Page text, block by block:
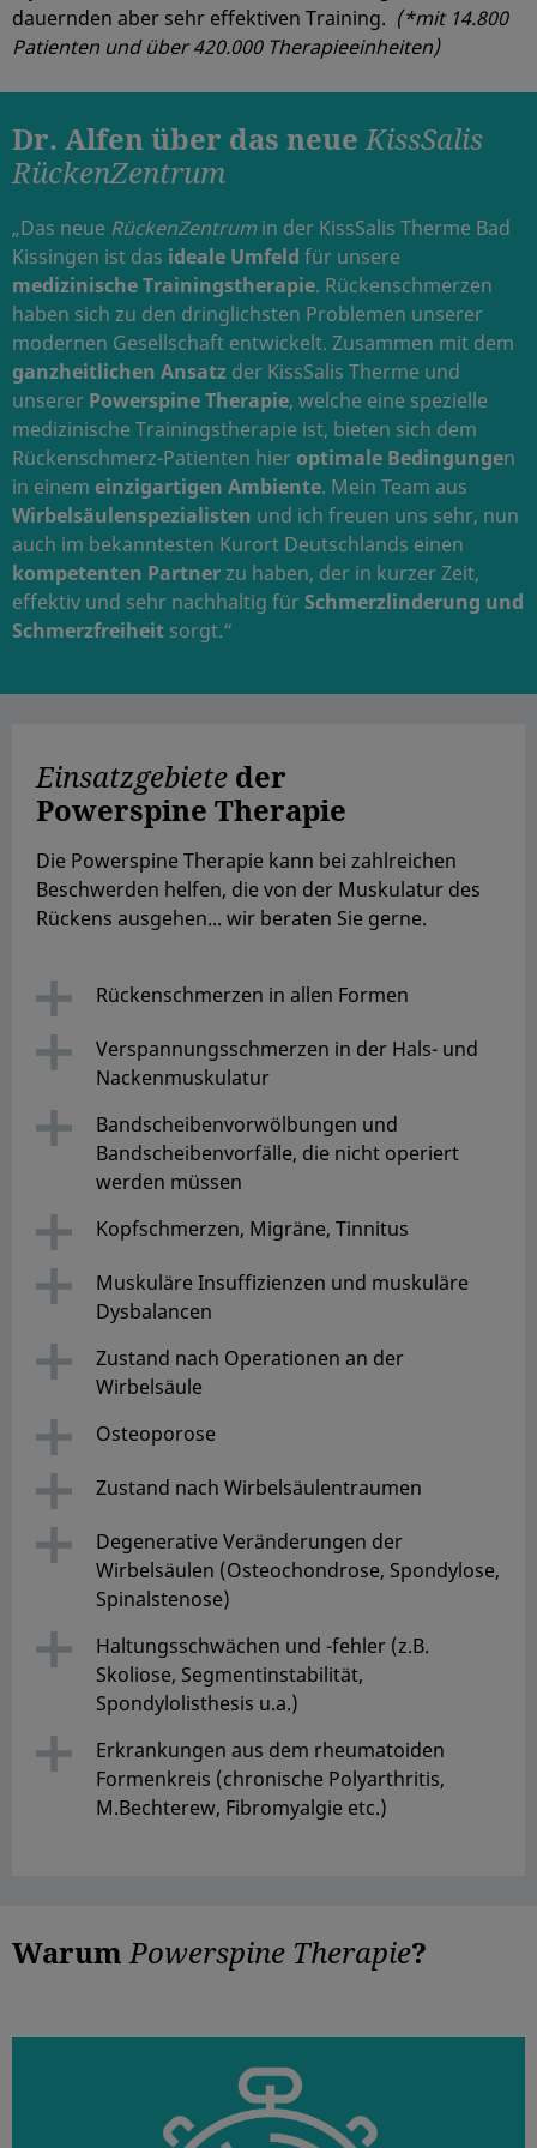
dauernden aber sehr effektiven Training. (*mit 14.800
Patienten und über 420.000 Therapieeinheiten)
Dr. Alfen über das neueKissSalis
RückenZentrum
„Das neue RückenZentrum in der KissSalis Therme Bad
Kissingen ist das ideale Umfeld für unsere
medizinische Trainingstherapie. Rückenschmerzen
haben sich zu den dringlichsten Problemen unserer
modernen Gesellschaft entwickelt. Zusammen mit dem
ganzheitlichen Ansatz der KissSalis Therme und
unserer Powerspine Therapie, welche eine spezielle
medizinische Trainingstherapie ist, bieten sich dem
Rückenschmerz-Patienten hieroptimale Bedingungen
in einem einzigartigen Ambiente. Mein Team aus
Wirbelsäulenspezialisten und ich freuen uns sehr, nun
auch im bekanntesten Kurort Deutschlands einen
kompetenten Partnerzu haben, der in kurzer Zeit,
effektiv und sehr nachhaltig fürSchmerzlinderung und
Schmerzfreiheit sorgt.“
Einsatzgebiete der
Powerspine Therapie
Die Powerspine Therapie kann bei zahlreichen
Beschwerden helfen, die von der Muskulatur des
Rückens ausgehen... wir beraten Sie gerne.
Rückenschmerzen in allen Formen
Verspannungsschmerzen in der Hals- und
Nackenmuskulatur
Bandscheibenvorwölbungen und
Bandscheibenvorfälle, die nicht operiert
werden müssen
Kopfschmerzen, Migräne, Tinnitus
Muskuläre Insuffizienzen und muskuläre
Dysbalancen
Zustand nach Operationen an der
Wirbelsäule
Osteoporose
Zustand nach Wirbelsäulentraumen
Degenerative Veränderungen der
Wirbelsäulen (Osteochondrose, Spondylose,
Spinalstenose)
Haltungsschwächen und -fehler (z.B.
Skoliose, Segmentinstabilität,
Spondylolisthesis u.a.)
Erkrankungen aus dem rheumatoiden
Formenkreis (chronische Polyarthritis,
M.Bechterew, Fibromyalgie etc.)
WarumPowerspine Therapie?